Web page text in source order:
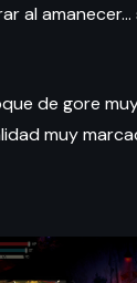
al amanecer…
de gore
muy